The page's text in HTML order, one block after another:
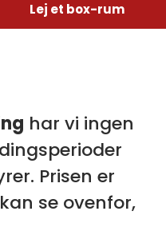
Lej et box-rum
har vi ingen
Prisen er
se ovenfor,